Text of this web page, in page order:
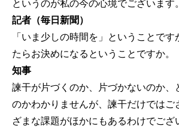
というのが私の今の心境でございます。
記者（毎日新聞）
「いま少しの時間を」ということで
たらお決めになるということですか。
知事
諫干が片づくのか、片づかないのか、
のかわかりませんが、諫干だけではご
ざまな課題がほかにもあるわけでござ